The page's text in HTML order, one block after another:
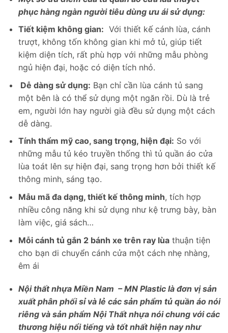
phục hàng ngàn người tiêu dùng ưu ái sử dụng:
Tiết kiệm không gian: Với thiết kế cánh lùa, cánh
trượt, không tốn không gian khi mở tủ, giúp tiết
kiệm diện tích, rất phù hợp với những mẫu phòng
ngủ hiện đại, hoặc có diện tích nhỏ.
Dễ dàng sử dụng: Bạn chỉ cần lùa cánh tủ sang
một bên là có thể sử dụng một ngăn rồi. Dù là trẻ
em, người lớn hay người già đều sử dụng một cách
dễ dàng.
Tính thẩm mỹ cao, sang trọng, hiện đại: So với
những mẫu tủ kéo truyền thống thì tủ quần áo cửa
lùa toát lên sự hiện đại, sang trọng hơn bởi thiết kế
thông minh, sáng tạo.
Mẫu mã đa dạng, thiết kế thông minh, tích hợp
nhiều công năng khi sử dụng như kệ trưng bày, bàn
làm việc, giá sách…
Mỗi cánh tủ gắn 2 bánh xe trên ray lùathuận tiện
cho bạn di chuyển cánh cửa một cách nhẹ nhàng,
êm ái
Nội thất nhựa Miền Nam – MN Plastic là đơn vị sản
xuất phân phối sỉ và lẻ các sản phẩm tủ quần áo nói
riêng và sản phẩm Nội Thất nhựa nói chung với các
thương hiệu nổi tiếng và tốt nhất hiện nay như